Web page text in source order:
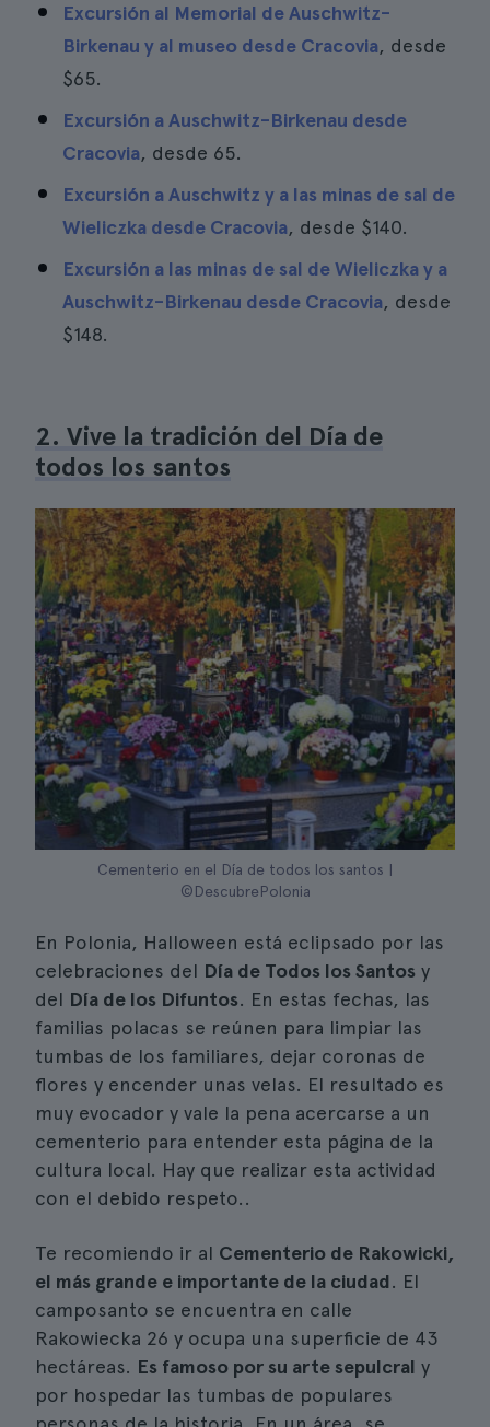
Excursión al Memorial de Auschwitz-
Birkenau y al museo desde Cracovia, desde
$65.
Excursión a Auschwitz-Birkenau desde
Cracovia, desde 65.
Excursión a Auschwitz y a las minas de sal de
Wieliczka desde Cracovia, desde $140.
Excursión a las minas de sal de Wieliczka y a
Auschwitz-Birkenau desde Cracovia, desde
$148.
2. Vive la tradición del Día de
todos los santos
Cementerio en el Día de todos los santos |
©DescubrePolonia
En Polonia, Halloween está eclipsado por las
celebraciones del Día de Todos los Santos y
del Día de los Difuntos. En estas fechas, las
familias polacas se reúnen para limpiar las
tumbas de los familiares, dejar coronas de
flores y encender unas velas. El resultado es
muy evocador y vale la pena acercarse a un
cementerio para entender esta página de la
cultura local. Hay que realizar esta actividad
con el debido respeto..
Te recomiendo ir al Cementerio de Rakowicki,
el más grande e importante de la ciudad. El
camposanto se encuentra en calle
Rakowiecka 26 y ocupa una superficie de 43
hectáreas. Es famoso por su arte sepulcral y
por hospedar las tumbas de populares